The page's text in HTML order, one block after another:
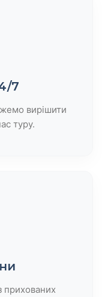
7
вирішити
туру.
прихованих